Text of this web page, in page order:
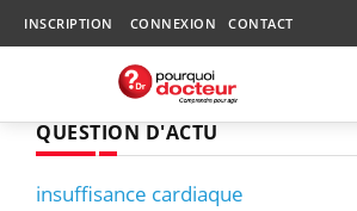
INSCRIPTION CONNEXION CONTACT
QUESTION D'ACTU
insuffisance cardiaque